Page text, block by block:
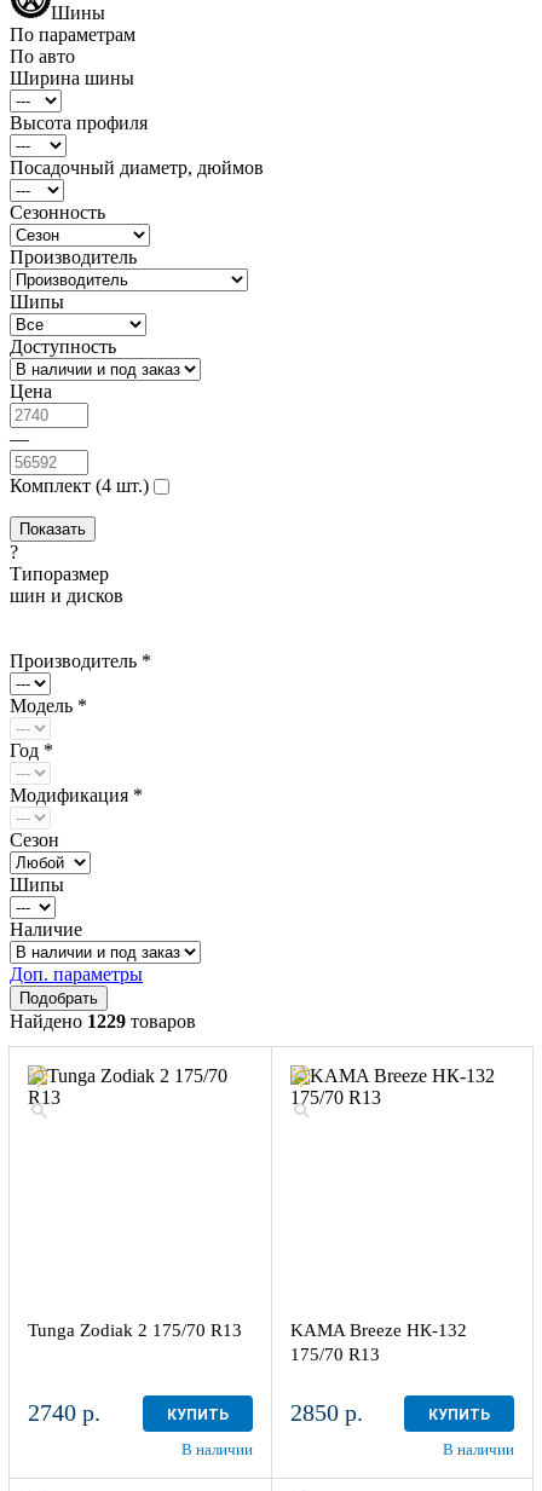
Шины
По параметрам
По авто
Ширина шины
Высота профиля
Посадочный диаметр, дюймов
Сезонность
Производитель
Шипы
Доступность
Цена
—
Комплект (4 шт.)
?
Типоразмер
шин и дисков
Производитель *
Модель *
Год *
Модификация *
Сезон
Шипы
Наличие
Доп. параметры
Найдено 1229 товаров
Tunga Zodiak 2 175/70 R13
2740 р. КУПИТЬ
В наличии
KAMA Breeze НК-132
175/70 R13
2850 р. КУПИТЬ
В наличии